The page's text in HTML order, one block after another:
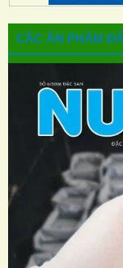
CÁC ẤN PHẨM